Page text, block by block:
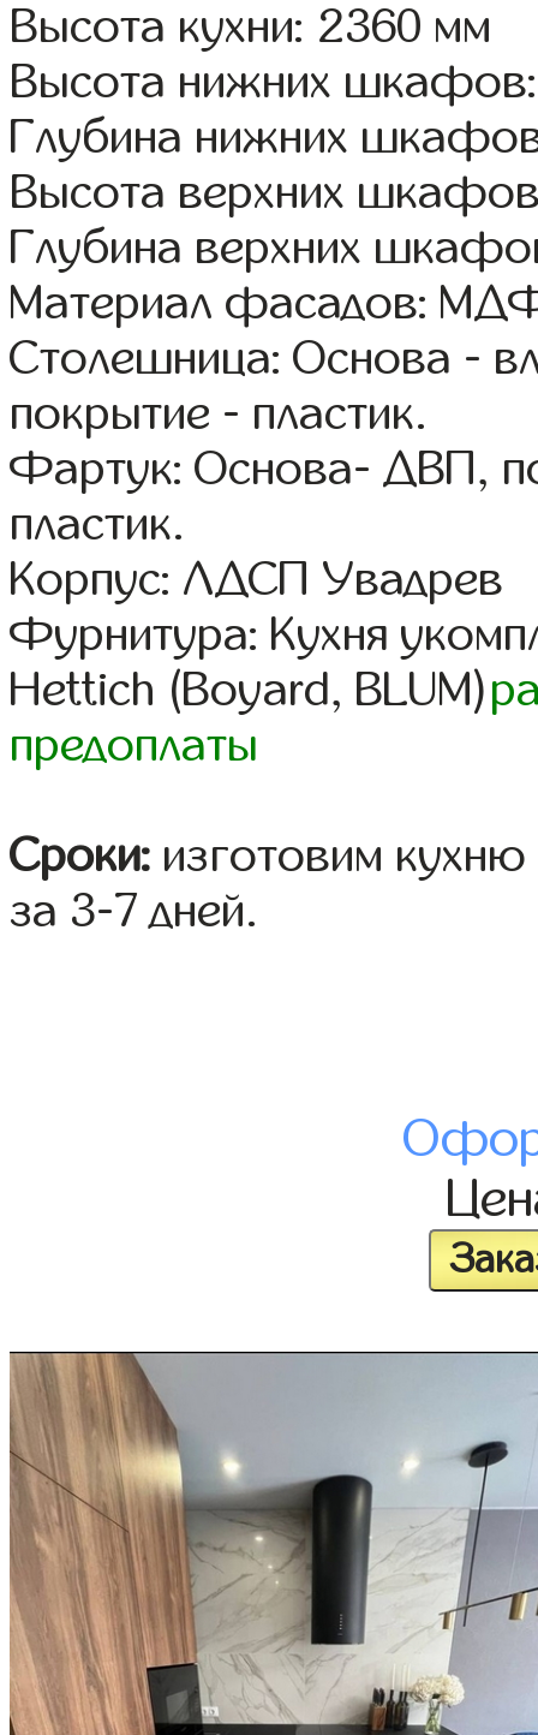
Высота кухни: 2360 мм
Высота нижних
Глубина нижних
Высота верхних
Глубина верхних
Материал фасадов:
Столешница: Основа -
покрытие - пластик.
Фартук: Основа- ДВП,
пластик.
Корпус: ЛДСП Увадрев
Фурнитура: Кухня
Hettich (Boyard, BLUM)
предоплаты
Сроки: изготовим
за 3-7 дней.